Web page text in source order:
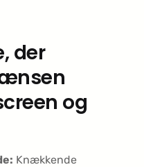
der
og
Knækkende